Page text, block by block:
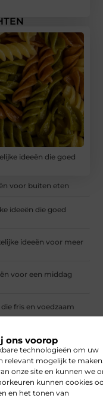
ons voorop
technologieën om uw
relevant mogelijk te
onze site en kunnen we
kunnen cookies
en het tonen van
ideeën die goed
voor buiten eten
ideeën die goed
ideeën voor meer
voor een middag
fris en voedzaam
die goed vullen
(3)